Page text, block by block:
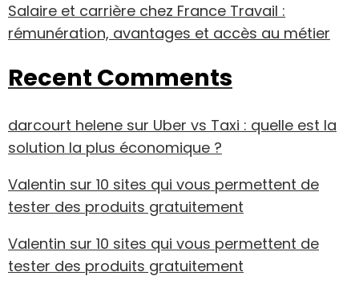
Salaire et carrière chez France Travail :
rémunération, avantages et accès au métier
Recent Comments
darcourt helene sur Uber vs Taxi : quelle est la
solution la plus économique ?
Valentin sur 10 sites qui vous permettent de
tester des produits gratuitement
Valentin sur 10 sites qui vous permettent de
tester des produits gratuitement